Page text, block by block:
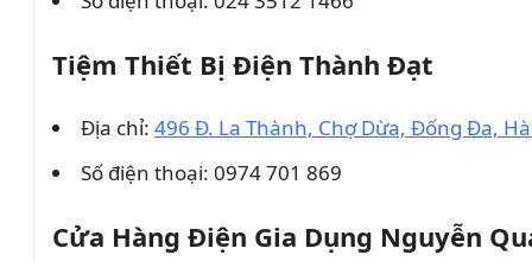
Tiệm Thiết Bị Điện Thành Đạt
Địa chỉ: 496 Đ. La Thành, Chợ Dừa, Đống Đa,
Số điện thoại: 0974 701 869
Cửa Hàng Điện Gia Dụng Nguyễn